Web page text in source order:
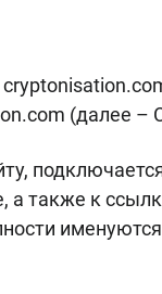
(далее –
также к